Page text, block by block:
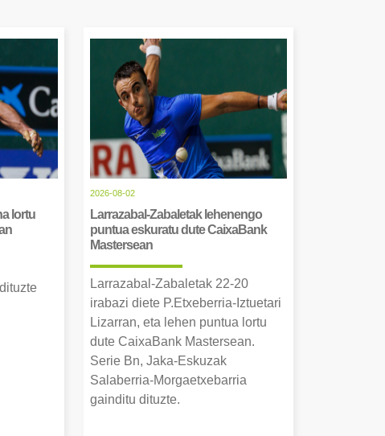
lortu
2026-08-02
Larrazabal-Zabaletak lehenengo
puntua eskuratu dute CaixaBank
Mastersean
Larrazabal-Zabaletak 22-20
irabazi diete P.Etxeberria-Iztuetari
Lizarran, eta lehen puntua lortu
dute CaixaBank Mastersean.
Serie Bn, Jaka-Eskuzak
Salaberria-Morgaetxebarria
gainditu dituzte.